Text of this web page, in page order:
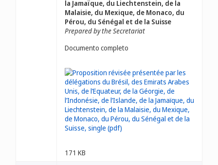
la Jamaïque, du Liechtenstein, de la
Malaisie, du Mexique, de Monaco, du
Pérou, du Sénégal et de la Suisse
Prepared by the Secretariat
Documento completo
171 KB